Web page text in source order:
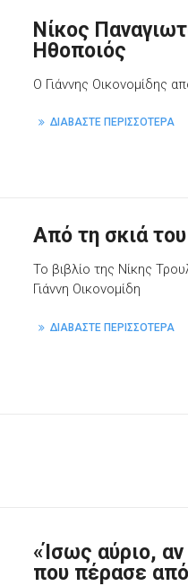
Νίκος
Ηθοποιός
O Γιάννης Οικονομίδης
ΔΙΑΒΑΣΤΕ ΠΕΡΙΣΣΟΤΕΡΑ
Από τη σκιά
Το βιβλίο της Νίκης
Γιάννη Οικονομίδη
ΔΙΑΒΑΣΤΕ ΠΕΡΙΣΣΟΤΕΡΑ
«Ίσως αύριο,
που πέρασε